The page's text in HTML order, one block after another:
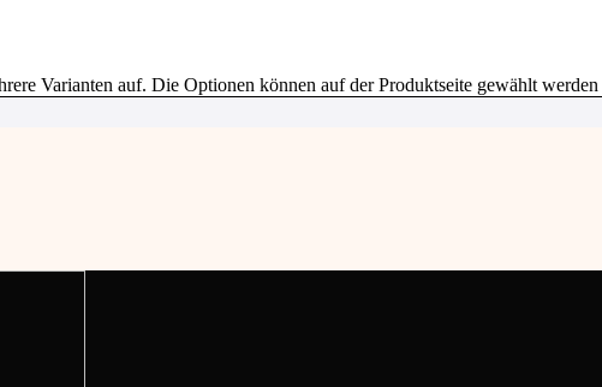
Varianten auf. Die Optionen können auf der Produktseite gewählt werden